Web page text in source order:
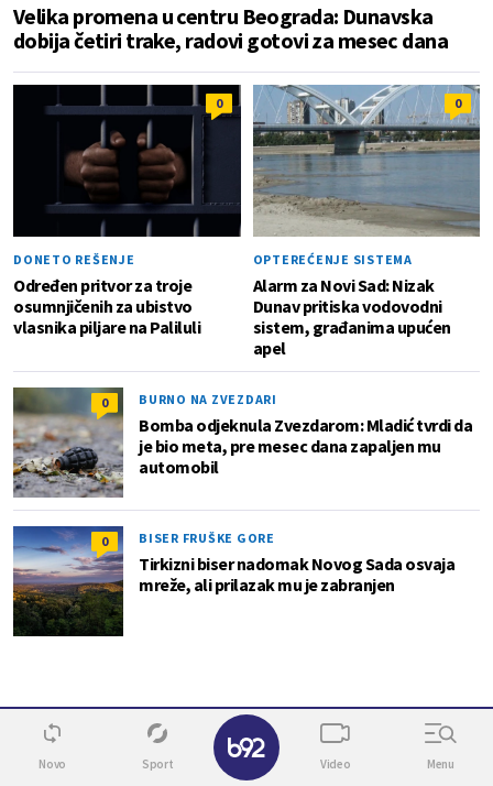
Velika promena u centru Beograda: Dunavska
dobija četiri trake, radovi gotovi za mesec dana
0
DONETO REŠENJE
Određen pritvor za troje
osumnjičenih za ubistvo
vlasnika piljare na Paliluli
0
OPTEREĆENJE SISTEMA
Alarm za Novi Sad: Nizak
Dunav pritiska vodovodni
sistem, građanima upućen
apel
0 BURNO NA ZVEZDARI
Bomba odjeknula Zvezdarom: Mladić tvrdi da
je bio meta, pre mesec dana zapaljen mu
automobil
0 BISER FRUŠKE GORE
Tirkizni biser nadomak Novog Sada osvaja
mreže, ali prilazak mu je zabranjen
Novo Sport Video Menu
✕